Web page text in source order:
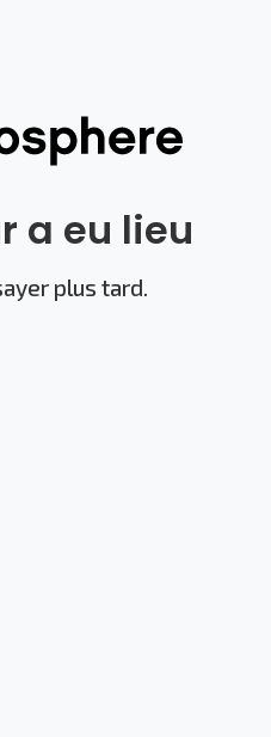
a eu lieu
plus tard.